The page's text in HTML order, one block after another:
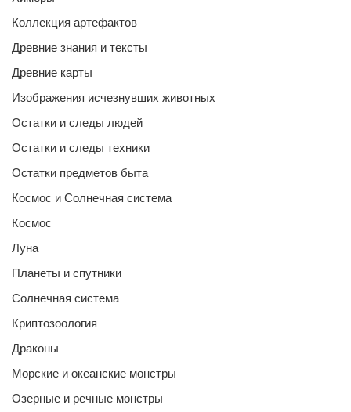
Коллекция артефактов
Древние знания и тексты
Древние карты
Изображения исчезнувших животных
Остатки и следы людей
Остатки и следы техники
Остатки предметов быта
Космос и Солнечная система
Космос
Луна
Планеты и спутники
Солнечная система
Криптозоология
Драконы
Морские и океанские монстры
Озерные и речные монстры